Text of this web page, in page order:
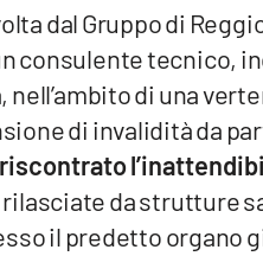
dal Gruppo di
consulente tecnico,
nell’ambito di una
di invalidità da
da strutture
il predetto organo